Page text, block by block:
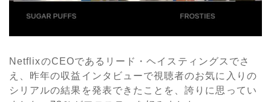
NetflixのCEOであるリード・ヘイスティングスでさ
え、昨年の収益インタビューで視聴者のお気に入りの
シリアルの結果を発表できたことを、誇りに思ってい